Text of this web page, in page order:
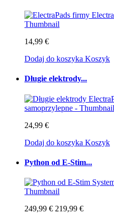
14,99 €
Dodaj do koszyka Koszyk
Długie elektrody...
24,99 €
Dodaj do koszyka Koszyk
Python od E-Stim...
249,99 € 219,99 €